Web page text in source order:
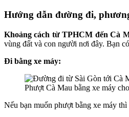
Hướng dẫn đường đi,
Khoảng cách từ TPHCM đến Cà
vùng đất và con người nơi đây. Bạn
Đi bằng xe máy:
Phượt Cà Mau bằng xe máy
Nếu bạn muốn phượt bằng xe máy thì